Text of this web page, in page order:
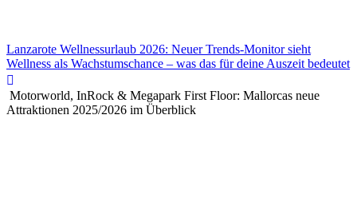
Lanzarote Wellnessurlaub 2026: Neuer Trends-Monitor sieht
Wellness als Wachstumschance – was das für deine Auszeit bedeutet
Motorworld, InRock & Megapark First Floor: Mallorcas neue
Attraktionen 2025/2026 im Überblick